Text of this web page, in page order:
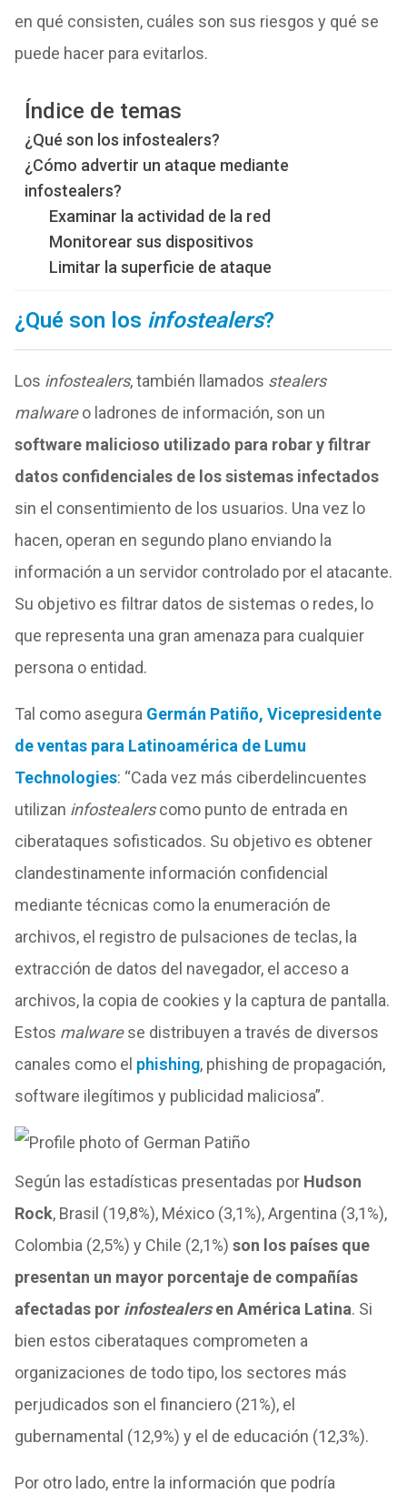
en qué consisten, cuáles son sus riesgos y qué se
puede hacer para evitarlos.
Índice de temas
¿Qué son los infostealers?
¿Cómo advertir un ataque mediante
infostealers?
Examinar la actividad de la red
Monitorear sus dispositivos
Limitar la superficie de ataque
¿Qué son los infostealers?
Los infostealers, también llamados stealers
malwareo ladrones de información, son un
software malicioso utilizado para robar y filtrar
datos confidenciales de los sistemas infectados
sin el consentimiento de los usuarios. Una vez lo
hacen, operan en segundo plano enviando la
información a un servidor controlado por el atacante.
Su objetivo es filtrar datos de sistemas o redes, lo
que representa una gran amenaza para cualquier
persona o entidad.
Tal como asegura Germán Patiño, Vicepresidente
de ventas para Latinoamérica de Lumu
Technologies: “Cada vez más ciberdelincuentes
utilizan infostealerscomo punto de entrada en
ciberataques sofisticados. Su objetivo es obtener
clandestinamente información confidencial
mediante técnicas como la enumeración de
archivos, el registro de pulsaciones de teclas, la
extracción de datos del navegador, el acceso a
archivos, la copia de cookies y la captura de pantalla.
Estos malwarese distribuyen a través de diversos
canales como el phishing, phishing de propagación,
software ilegítimos y publicidad maliciosa”.
Según las estadísticas presentadas por Hudson
Rock, Brasil (19,8%), México (3,1%), Argentina (3,1%),
Colombia (2,5%) y Chile (2,1%) son los países que
presentan un mayor porcentaje de compañías
afectadas por infostealersen América Latina. Si
bien estos ciberataques comprometen a
organizaciones de todo tipo, los sectores más
perjudicados son el financiero (21%), el
gubernamental (12,9%) y el de educación (12,3%).
Por otro lado, entre la información que podría